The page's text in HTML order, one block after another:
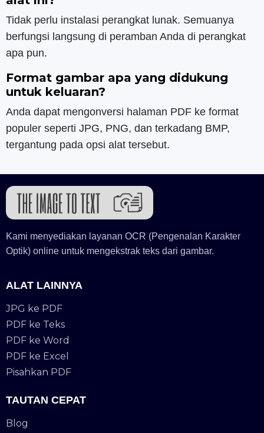
Tidak perlu instalasi perangkat lunak. Semuanya
berfungsi langsung di peramban Anda di perangkat
apa pun.
Format gambar apa yang didukung
untuk keluaran?
Anda dapat mengonversi halaman PDF ke format
populer seperti JPG, PNG, dan terkadang BMP,
tergantung pada opsi alat tersebut.
Kami menyediakan layanan OCR (Pengenalan Karakter
Optik) online untuk mengekstrak teks dari gambar.
ALAT LAINNYA
JPG ke PDF
PDF ke Teks
PDF ke Word
PDF ke Excel
Pisahkan PDF
TAUTAN CEPAT
Blog